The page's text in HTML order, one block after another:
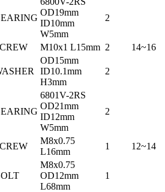
OD19mm
ID10mm
W5mm
2
M10x1 L15mm 2 14~16
OD15mm
ID10.1mm
H3mm
2
6801V-2RS
OD21mm
ID12mm
W5mm
2
M8x0.75
L16mm
1 12~14
M8x0.75
OD12mm
L68mm
1